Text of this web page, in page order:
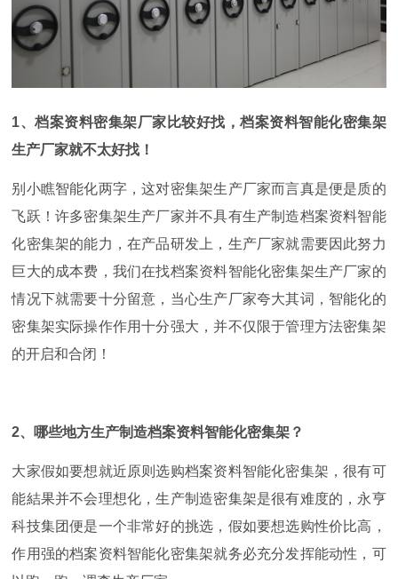
1、档案资料密集架厂家比较好找，档案资料智能化密集架
生产厂家就不太好找！
别小瞧智能化两字，这对密集架生产厂家而言真是便是质的
飞跃！许多密集架生产厂家并不具有生产制造档案资料智能
化密集架的能力，在产品研发上，生产厂家就需要因此努力
巨大的成本费，我们在找档案资料智能化密集架生产厂家的
情况下就需要十分留意，当心生产厂家夸大其词，智能化的
密集架实际操作作用十分强大，并不仅限于管理方法密集架
的开启和合闭！
2、哪些地方生产制造档案资料智能化密集架？
大家假如要想就近原则选购档案资料智能化密集架，很有可
能結果并不会理想化，生产制造密集架是很有难度的，永亨
科技集团便是一个非常好的挑选，假如要想选购性价比高，
作用强的档案资料智能化密集架就务必充分发挥能动性，可